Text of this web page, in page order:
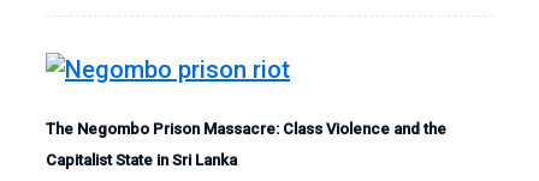
The Negombo Prison Massacre: Class Violence and the
Capitalist State in Sri Lanka